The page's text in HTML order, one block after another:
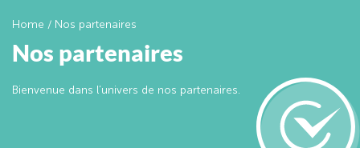
Home / Nos partenaires
Nos partenaires
Bienvenue dans l’univers de nos partenaires.